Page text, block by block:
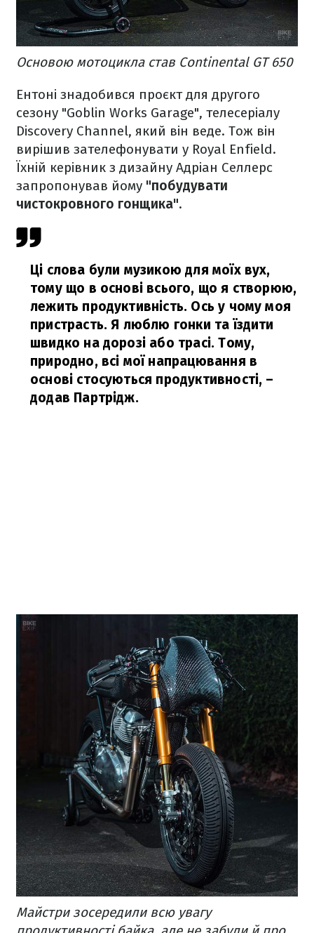
Основою мотоцикла став Continental GT 650
Ентоні знадобився проєкт для другого
сезону "Goblin Works Garage", телесеріалу
Discovery Channel, який він веде. Тож він
вирішив зателефонувати у Royal Enfield.
Їхній керівник з дизайну Адріан Селлерс
запропонував йому "побудувати
чистокровного гонщика".
Ці слова були музикою для моїх вух,
тому що в основі всього, що я створюю,
лежить продуктивність. Ось у чому моя
пристрасть. Я люблю гонки та їздити
швидко на дорозі або трасі. Тому,
природно, всі мої напрацювання в
основі стосуються продуктивності, –
додав Партрідж.
Майстри зосередили всю увагу